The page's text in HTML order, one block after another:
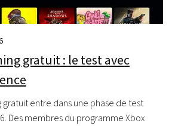
gratuit : le test avec
gratuit entre dans une phase de test
Des membres du programme Xbox